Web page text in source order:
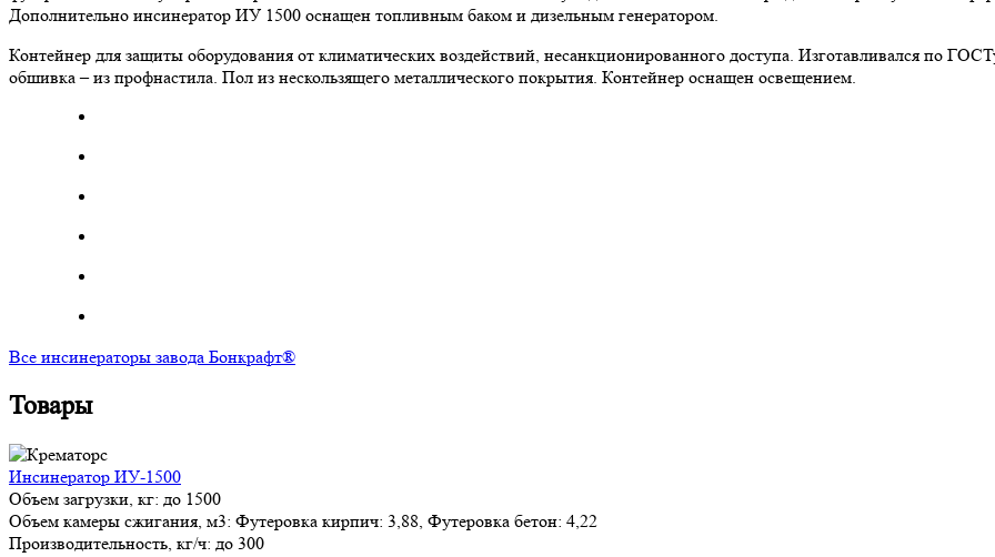
Дополнительно инсинератор ИУ 1500 оснащен топливным баком и дизельным генератором.
Контейнер для защиты оборудования от климатических воздействий, несанкционированного доступа. Изготавливался по
обшивка – из профнастила. Пол из нескользящего металлического покрытия. Контейнер оснащен освещением.
Все инсинераторы завода Бонкрафт®
Товары
Инсинератор ИУ-1500
Объем загрузки, кг: до 1500
Объем камеры сжигания, м3: Футеровка кирпич: 3,88, Футеровка бетон: 4,22
Производительность, кг/ч: до 300